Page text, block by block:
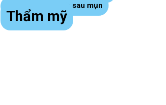
Thâm sau mụn
Thẩm mỹ